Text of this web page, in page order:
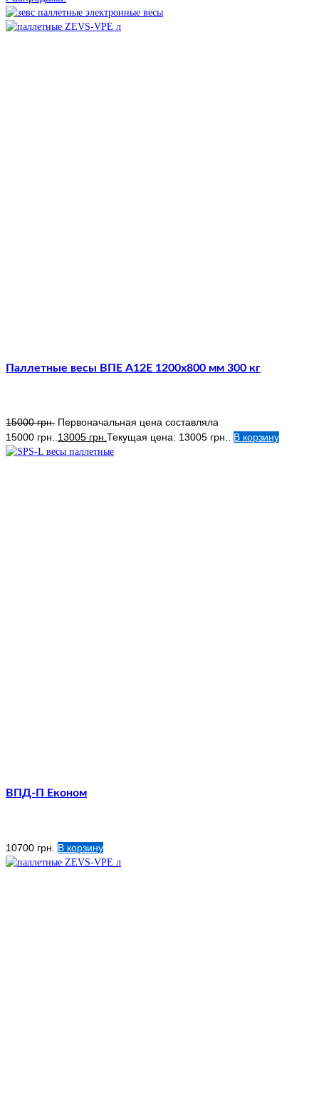
Паллетные весы ВПЕ А12E 1200х800 мм 300 кг
15000грн. Первоначальная цена составляла
15000 грн..13005 грн.Текущая цена: 13005 грн.. В корзину
ВПД-П Економ
10700 грн. В корзину